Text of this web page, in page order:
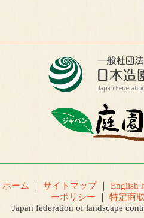
ホーム ｜ サイトマップ｜ English
ーポリシー ｜ 特定商
Japan federation of landscape